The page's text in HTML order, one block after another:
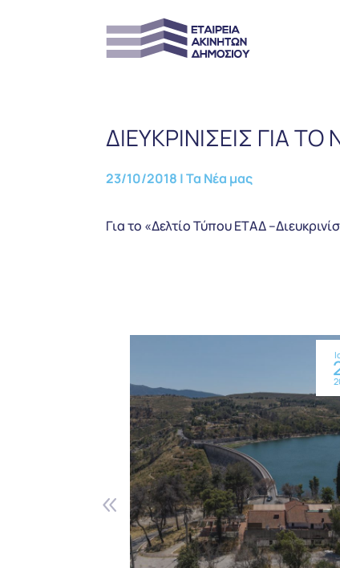
ΔΙΕΥΚΡΙΝΙΣΕΙΣ ΓΙΑ
23/10/2018 |Τα Νέα μας
Για το «Δελτίο Τύπου ΕΤΑΔ